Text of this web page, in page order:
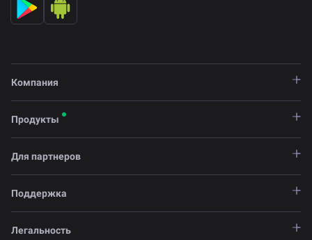
Компания
Продукты
Для партнеров
Поддержка
Легальность